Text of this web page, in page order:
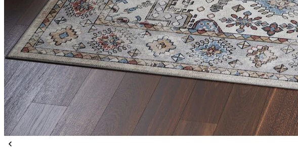
Les cookies marketing sont utilisés pour suivre les
engageantes pour l'utilisateur individuel et, par
Non classés
Les cookies non classés sont des cookies qui sont en
Rejeter